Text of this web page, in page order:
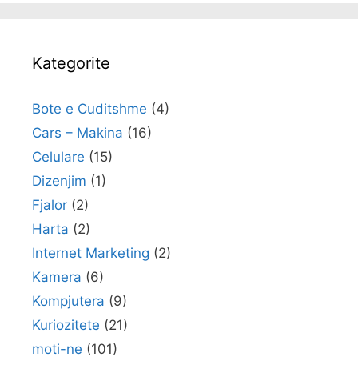
Kategorite
Bote e Cuditshme (4)
Cars – Makina (16)
Celulare (15)
Dizenjim (1)
Fjalor (2)
Harta (2)
Internet Marketing (2)
Kamera (6)
Kompjutera (9)
Kuriozitete (21)
moti-ne (101)